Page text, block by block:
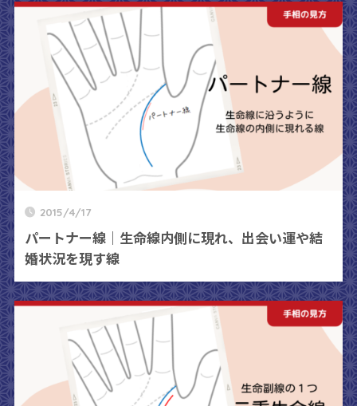
2015/4/17
パートナー線｜生命線内側に現れ、出会い運や結
婚状況を現す線